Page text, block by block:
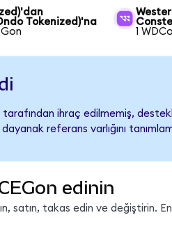
Tokenized)'na
1
ihraç edilmemiş,
referans varlığını
edinin
satın, takas edin ve değiştirin.